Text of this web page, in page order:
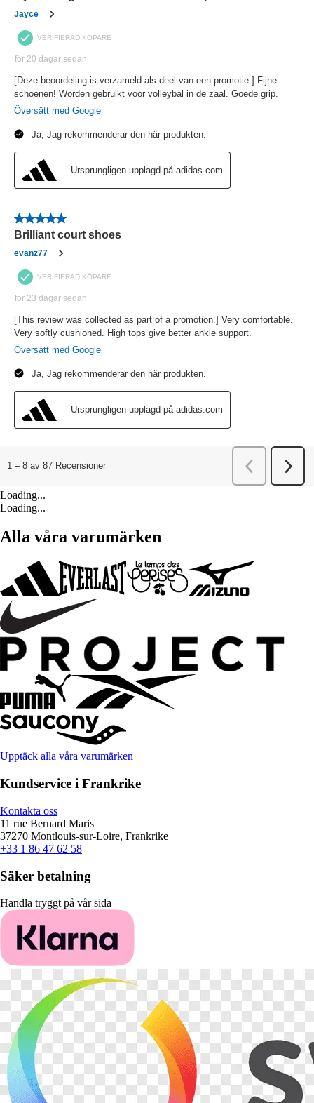
Loading...
Loading...
Alla våra varumärken
Upptäck alla våra varumärken
Kundservice i Frankrike
Kontakta oss
11 rue Bernard Maris
37270 Montlouis-sur-Loire, Frankrike
+33 1 86 47 62 58
Säker betalning
Handla tryggt på vår sida